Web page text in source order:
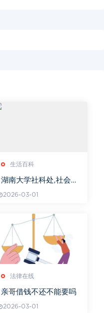
生活百科
湖南大学社科处,社会科
究推动者
2026-03-01
法律在线
亲哥借钱不还不能要吗
2026-03-01